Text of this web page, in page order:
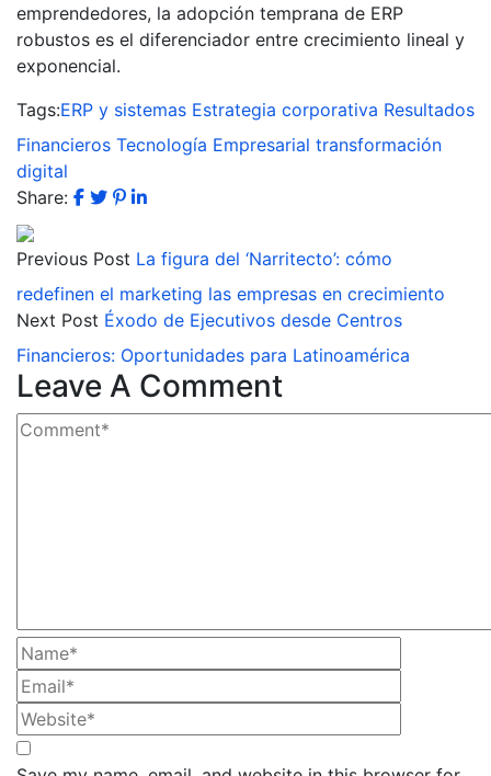
emprendedores, la adopción temprana de ERP
robustos es el diferenciador entre crecimiento lineal y
exponencial.
Tags:ERP y sistemas Estrategia corporativa Resultados
Financieros Tecnología Empresarial transformación
digital
Share:
Previous Post La figura del ‘Narritecto’: cómo
redefinen el marketing las empresas en crecimiento
Next Post Éxodo de Ejecutivos desde Centros
Financieros: Oportunidades para Latinoamérica
Leave A Comment